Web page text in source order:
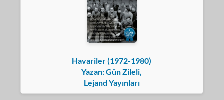
Havariler (1972-1980)
Yazan: Gün Zileli,
Lejand Yayınları